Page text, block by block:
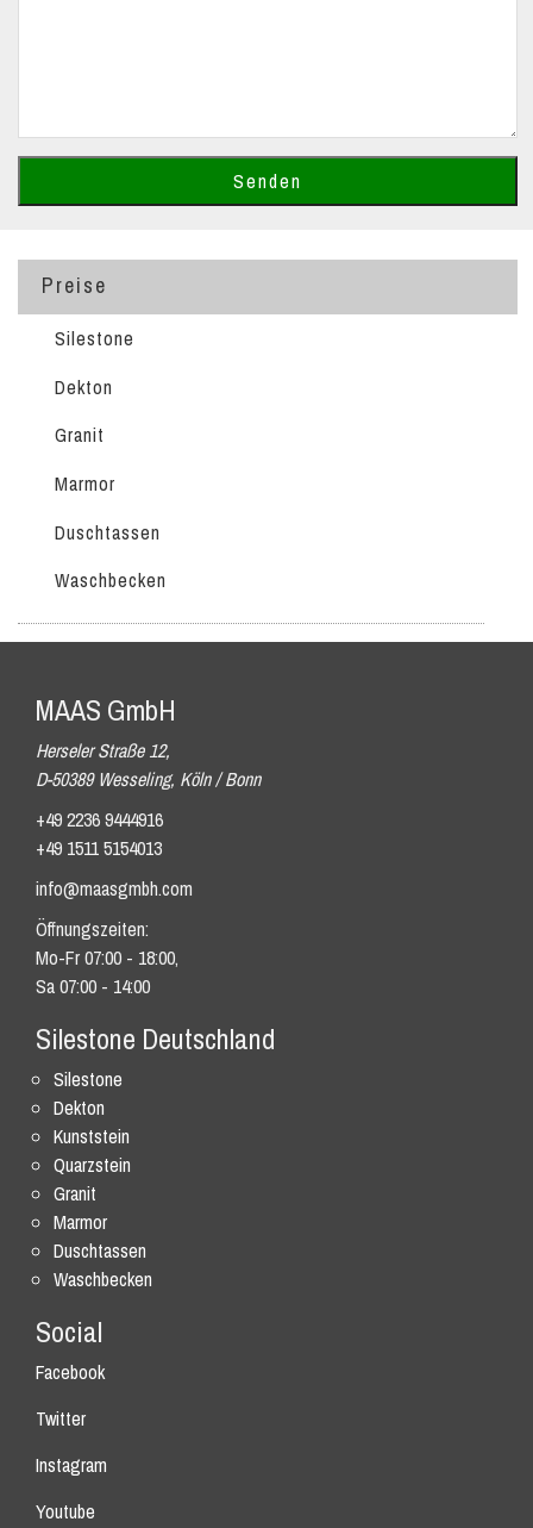
Preise
Silestone
Dekton
Granit
Marmor
Duschtassen
Waschbecken
MAAS GmbH
Herseler Straße 12,
D-50389 Wesseling, Köln / Bonn
+49 2236 9444916
+49 1511 5154013
info@maasgmbh.com
Öffnungszeiten:
Mo-Fr 07:00 - 18:00,
Sa 07:00 - 14:00
Silestone Deutschland
Silestone
Dekton
Kunststein
Quarzstein
Granit
Marmor
Duschtassen
Waschbecken
Social
Facebook
Twitter
Instagram
Youtube